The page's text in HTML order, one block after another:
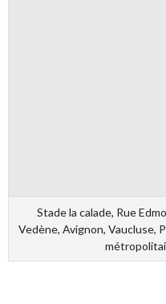
Stade la calade, Rue
Vedène, Avignon, Vaucluse,